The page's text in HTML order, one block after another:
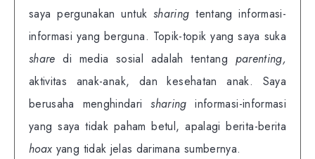
saya pergunakan untuksharing tentang informasi-
informasi yang berguna. Topik-topik yang saya suka
sharedi media sosial adalah tentang parenting,
aktivitas anak-anak, dan kesehatan anak. Saya
berusaha menghindarisharing informasi-informasi
yang saya tidak paham betul, apalagi berita-berita
hoax yang tidak jelas darimana sumbernya.